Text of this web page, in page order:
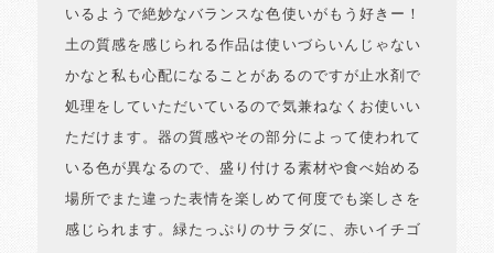
いるようで絶妙なバランスな色使いがもう好きー！
土の質感を感じられる作品は使いづらいんじゃない
かなと私も心配になることがあるのですが止水剤で
処理をしていただいているので気兼ねなくお使いい
ただけます。器の質感やその部分によって使われて
いる色が異なるので、盛り付ける素材や食べ始める
場所でまた違った表情を楽しめて何度でも楽しさを
感じられます。緑たっぷりのサラダに、赤いイチゴ